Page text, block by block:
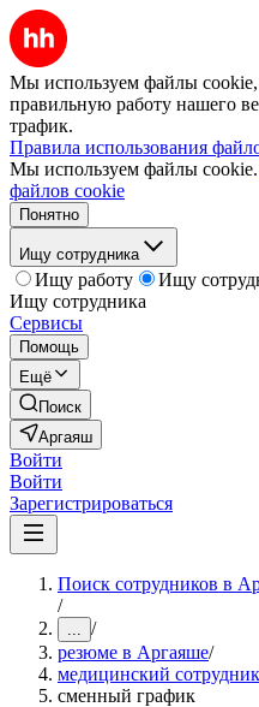
Мы используем файлы cookie,
правильную работу нашего
трафик.
Правила использования
Мы используем файлы cookie.
файлов cookie
Понятно
Ищу сотрудника
Ищу работу
Ищу
Ищу сотрудника
Сервисы
Помощь
Ещё
Поиск
Аргаяш
Войти
Войти
Зарегистрироваться
Поиск сотрудников в
/
... /
резюме в Аргаяше/
медицинский сотрудник
сменный график